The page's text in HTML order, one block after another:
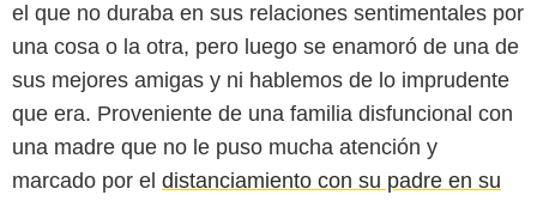
el que no duraba en sus relaciones sentimentales por
una cosa o la otra, pero luego se enamoró de una de
sus mejores amigas y ni hablemos de lo imprudente
que era. Proveniente de una familia disfuncional con
una madre que no le puso mucha atención y
marcado por el distanciamiento con su padre en su